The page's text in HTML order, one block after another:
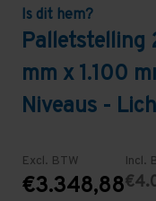
Is dit hem?
mm x 1.100
Niveaus -
Excl. BTW
€3.348,88
Incl.